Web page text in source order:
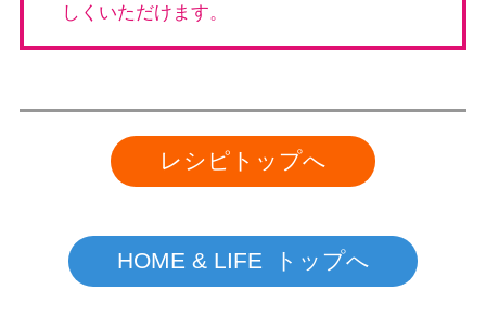
しくいただけます。
レシピトップへ
HOME & LIFE トップへ